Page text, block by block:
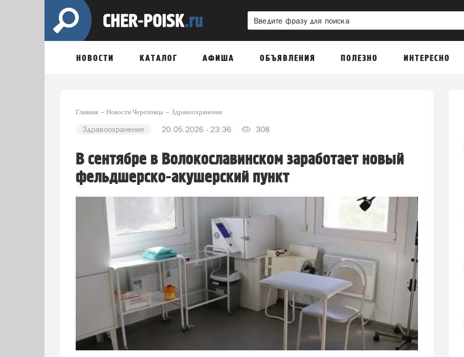
НОВОСТИ КАТАЛОГ АФИША ОБЪЯВЛЕНИЯ ПОЛЕЗНО ИНТЕРЕСНО
Главная Новости Череповца Здравоохранение
Здравоохранение 20.05.2026 - 23:36 308
В сентябре в Волокославинском заработает новый
фельдшерско-акушерский пункт